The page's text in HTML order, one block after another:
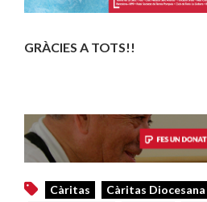
GRÀCIES A TOTS!!
Càritas
Càritas